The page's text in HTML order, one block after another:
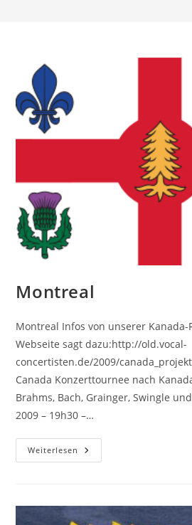
Montreal
Montreal Infos von unserer Kanada-
Webseite sagt dazu:http://old.vocal-
concertisten.de/2009/
Canada Konzerttournee nach
Brahms, Bach, Grainger, Swingle
2009 – 19h30 –…
Weiterlesen Montreal